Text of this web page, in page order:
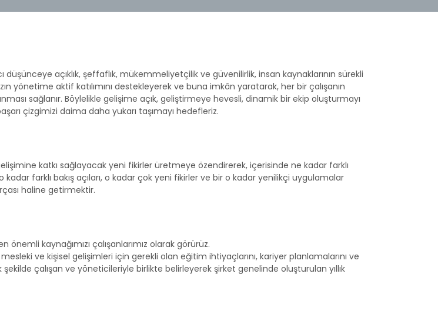
düşünceye açıklık, şeffaflık, mükemmeliyetçilik ve güvenilirlik, insan kaynaklarının sürekli
yönetime aktif katılımını destekleyerek ve buna imkân yaratarak, her bir çalışanın
sağlanır. Böylelikle gelişime açık, geliştirmeye hevesli, dinamik bir ekip oluşturmayı
çizgimizi daima daha yukarı taşımayı hedefleriz.
katkı sağlayacak yeni fikirler üretmeye özendirerek, içerisinde ne kadar farklı
farklı bakış açıları, o kadar çok yeni fikirler ve bir o kadar yenilikçi uygulamalar
haline getirmektir.
kaynağımızı çalışanlarımız olarak görürüz.
ve kişisel gelişimleri için gerekli olan eğitim ihtiyaçlarını, kariyer planlamalarını ve
çalışan ve yöneticileriyle birlikte belirleyerek şirket genelinde oluşturulan yıllık